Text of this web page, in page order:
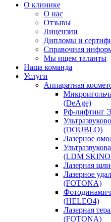
О клинике
О нас
Отзывы
Лицензии
Дипломы и
Справочная
Мы ищем таланты
Наша команда
Услуги
Аппаратная
(DeAge)
Рф-лифтинг
(DOUBLO)
Лазерное
(LDM
Лазерная
Лазерное
(FOTONA)
(HELEO4)
Лазерная
(FOTONA)